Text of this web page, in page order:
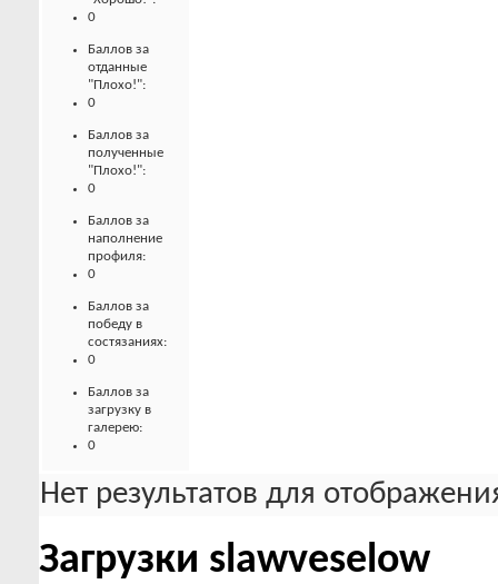
0
Баллов за
отданные
"Плохо!":
0
Баллов за
полученные
"Плохо!":
0
Баллов за
наполнение
профиля:
0
Баллов за
победу в
состязаниях:
0
Баллов за
загрузку в
галерею:
0
Нет результатов для
Загрузки slawveselow